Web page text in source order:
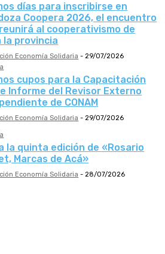
días para inscribirse en
Coopera 2026, el encuentro
al cooperativismo de
la provincia
Economía Solidaria - 29/07/2026
cupos para la Capacitación
Informe del Revisor Externo
de CONAM
Economía Solidaria - 29/07/2026
la quinta edición de «Rosario
Marcas de Acá»
Economía Solidaria - 28/07/2026